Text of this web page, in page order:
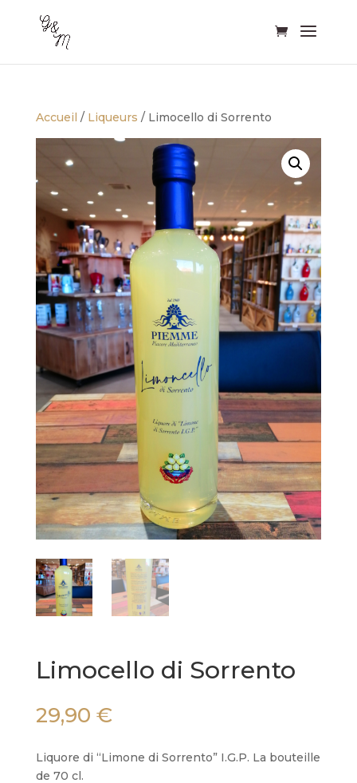
Accueil / Liqueurs / Limocello di Sorrento
Limocello di Sorrento
29,90 €
Liquore di “Limone di Sorrento” I.G.P. La bouteille
de 70 cl.